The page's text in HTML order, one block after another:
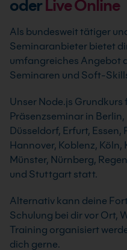
oderLive Online
Als bundesweit tätiger
Seminaranbieter bietet
umfangreiches Angebot
Seminaren und Soft-
Unser Node.js Grundkurs
Präsenzseminar in
Düsseldorf, Erfurt,
Hannover, Koblenz,
Münster, Nürnberg,
und Stuttgart statt.
Alternativ kann deine
Schulung bei dir vor Ort,
Training organisiert
dich gerne.